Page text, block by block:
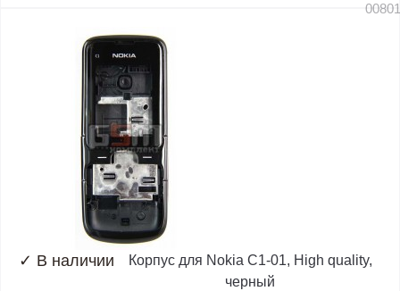
✓ В наличии
Корпус для Nokia C1-01, High quality,
черный